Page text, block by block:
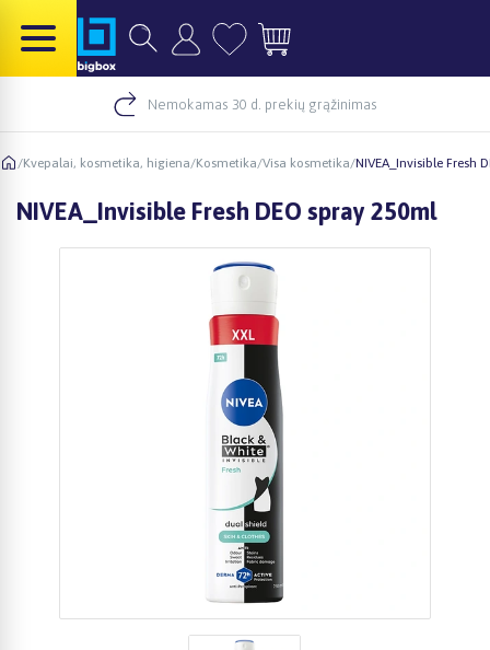
Nemokamas 30 d. prekių grąžinimas
/Kvepalai, kosmetika, higiena/Kosmetika/Visa kosmetika/NIVEA_Invisible Fresh
NIVEA_Invisible Fresh DEO spray 250ml